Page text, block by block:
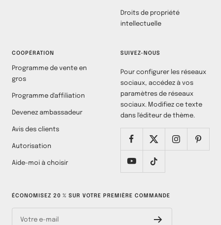
Droits de propriété
intellectuelle
COOPÉRATION
Programme de vente en
gros
Programme d'affiliation
Devenez ambassadeur
Avis des clients
Autorisation
Aide-moi à choisir
SUIVEZ-NOUS
Pour configurer les réseaux
sociaux, accédez à vos
paramètres de réseaux
sociaux. Modifiez ce texte
dans l'éditeur de thème.
ÉCONOMISEZ 20 % SUR VOTRE PREMIÈRE COMMANDE
Votre e-mail